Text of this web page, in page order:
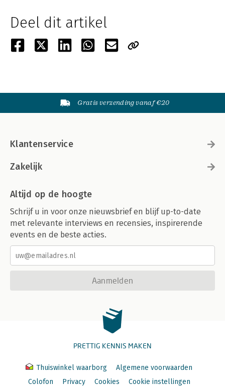
Deel dit artikel
Gratis verzending vanaf €20
Klantenservice
Zakelijk
Altijd op de hoogte
Schrijf u in voor onze nieuwsbrief en blijf up-to-date
met relevante interviews en recensies, inspirerende
events en de beste acties.
Aanmelden
PRETTIG KENNIS MAKEN
Thuiswinkel waarborg
Algemene voorwaarden
Colofon
Privacy Cookies Cookie instellingen